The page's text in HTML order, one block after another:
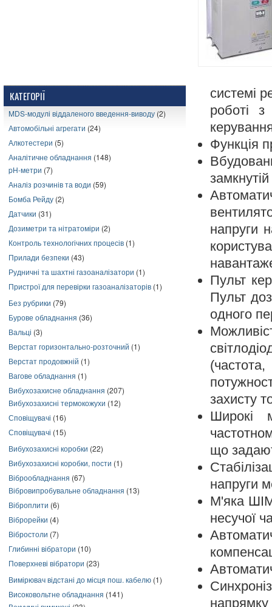
КАТЕГОРІЇ
MDS-модулі віддаленого введення-виводу (2)
Автомобільні агрегати (24)
Алкотестери (5)
Аналітичне обладнання (148)
pH-метри (7)
Аналіз розчинів та води (59)
Бомба Рейду (2)
Датчики (31)
Дозиметри та нітратоміри (2)
Контроль технологічних процесів (1)
Прилади безпеки (43)
Рудничні та шахтні газоаналізатори (1)
Пристрої для перевірки газоаналізаторів (1)
Без рубрики (79)
Бурове обладнання (36)
Вальці (3)
Верстат горизонтально-розточний (1)
Верстат продовжній (1)
Вагове обладнання (1)
Вибухозахисне обладнання (207)
Вибухозахисні термокожухи (12)
Сповіщувачі (16)
Сповіщувачі (15)
Вибухозахисні коробки (22)
Вибухозахисні коробки, пости (1)
Віброобладнання (67)
Вібровипробувальне обладнання (13)
Віброплити (6)
Віброрейки (4)
Вібростоли (7)
Глибинні вібратори (10)
Поверхневі вібратори (23)
Вимірювач відстані до місця пош. кабелю (1)
Високовольтне обладнання (141)
системі
роботі
Функція
напруги
Пульт
Пульт
одного
захисту
Широкі
що
напруги
М'яка
несучої